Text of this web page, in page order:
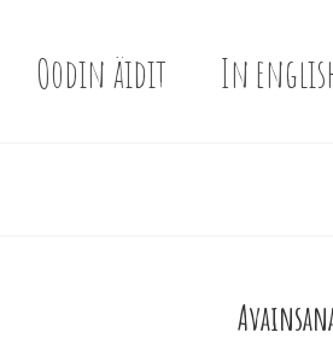
Oodin äidit In